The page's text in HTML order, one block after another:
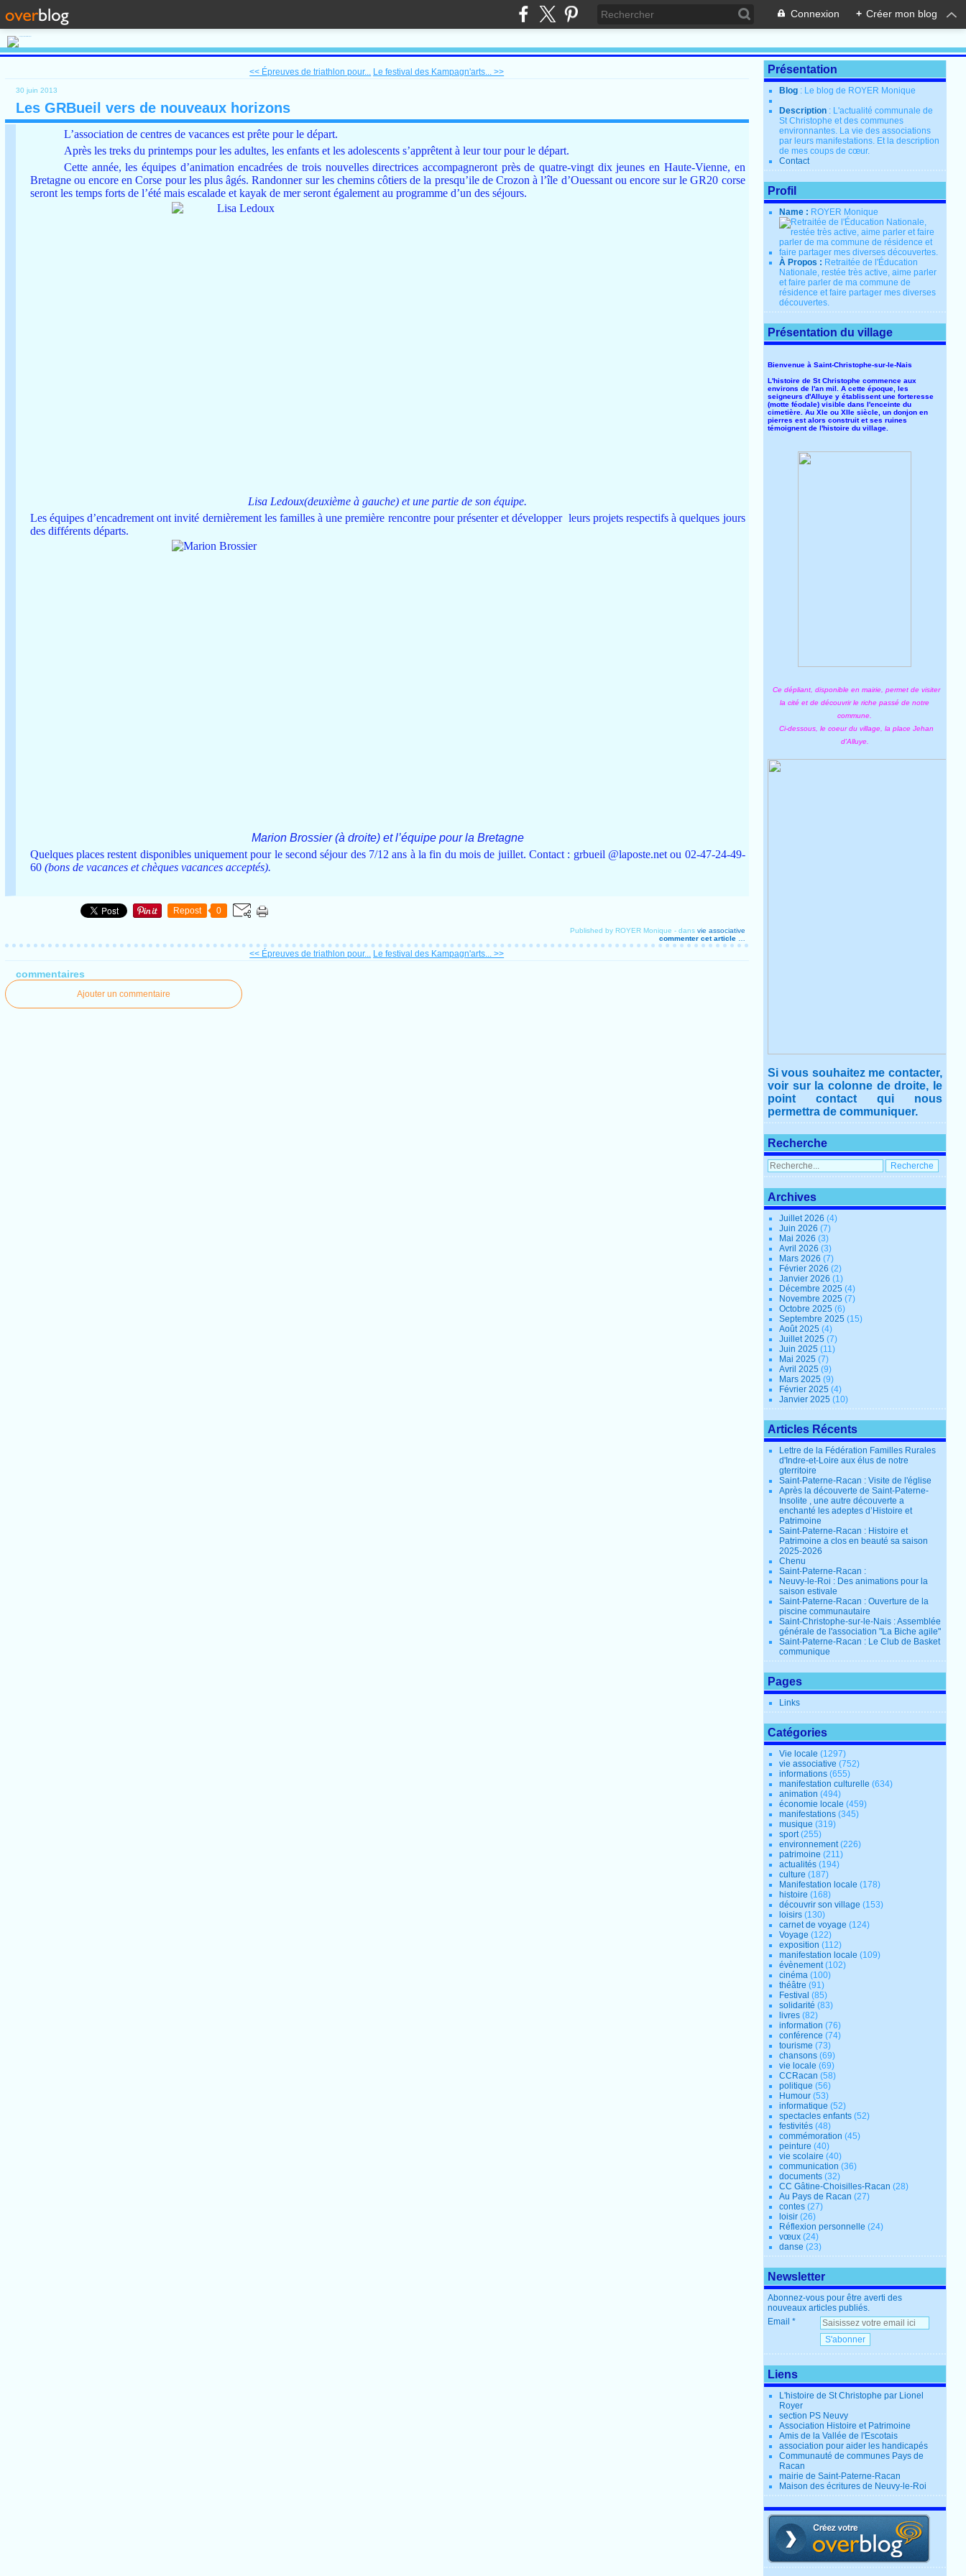
Connexion + Créer mon blog
<< Épreuves de triathlon pour... Le festival des Kampagn'arts... >>
30 juin 2013
Les GRBueil vers de nouveaux horizons
L’association de centres de vacances est prête pour le départ.
Après les treks du printemps pour les adultes, les enfants et les adolescents s’apprêtent à leur tour pour le départ.
Cette année, les équipes d’animation encadrées de trois nouvelles directrices accompagneront près de quatre-vingt dix jeunes en Haute-Vienne, en
Bretagne ou encore en Corse pour les plus âgés. Randonner sur les chemins côtiers de la presqu’ile de Crozon à l’île d’Ouessant ou encore sur le GR20 corse
seront les temps forts de l’été mais escalade et kayak de mer seront également au programme d’un des séjours.
Lisa Ledoux(deuxième à gauche) et une partie de son équipe.
Les équipes d’encadrement ont invité dernièrement les familles à une première rencontre pour présenter et développer leurs projets respectifs à quelques jours
des différents départs.
Marion Brossier (à droite) et l’équipe pour la Bretagne
Quelques places restent disponibles uniquement pour le second séjour des 7/12 ans à la fin du mois de juillet. Contact : grbueil @laposte.net ou 02-47-24-49-
60 (bons de vacances et chèques vacances acceptés).
Repost 0
Published by ROYER Monique -dans vie associative
commenter cet article
<< Épreuves de triathlon pour... Le festival des Kampagn'arts... >>
commentaires
Ajouter un commentaire
Présentation
Blog : Le blog de ROYER Monique
Description : L'actualité communale de
St Christophe et des communes
environnantes. La vie des associations
par leurs manifestations. Et la description
de mes coups de cœur.
Contact
Profil
Name : ROYER Monique
À Propos : Retraitée de l'Éducation
Nationale, restée très active, aime parler
et faire parler de ma commune de
résidence et faire partager mes diverses
découvertes.
Présentation du village
Bienvenue à Saint-Christophe-sur-le-Nais
L'histoire de St Christophe commence aux
environs de l'an mil. A cette époque, les
seigneurs d'Alluye y établissent une forteresse
(motte féodale) visible dans l'enceinte du
cimetière. Au XIe ou XIIe siècle, un donjon en
pierres est alors construit et ses ruines
témoignent de l'histoire du village.
Ce dépliant, disponible en mairie, permet de visiter
la cité et de découvrir le riche passé de notre
commune.
Ci-dessous, le coeur du village, la place Jehan
d'Alluye.
Si vous souhaitez me contacter,
voir sur la colonne de droite, le
point contact qui nous
permettra de communiquer.
Recherche
Archives
Juillet 2026(4)
Juin 2026(7)
Mai 2026(3)
Avril 2026(3)
Mars 2026(7)
Février 2026(2)
Janvier 2026(1)
Décembre 2025(4)
Novembre 2025(7)
Octobre 2025(6)
Septembre 2025(15)
Août 2025(4)
Juillet 2025(7)
Juin 2025(11)
Mai 2025(7)
Avril 2025(9)
Mars 2025(9)
Février 2025(4)
Janvier 2025(10)
Articles Récents
Lettre de la Fédération Familles Rurales
d'Indre-et-Loire aux élus de notre
gterritoire
Saint-Paterne-Racan : Visite de l'église
Après la découverte de Saint-Paterne-
Insolite , une autre découverte a
enchanté les adeptes d’Histoire et
Patrimoine
Saint-Paterne-Racan : Histoire et
Patrimoine a clos en beauté sa saison
2025-2026
Chenu
Saint-Paterne-Racan :
Neuvy-le-Roi : Des animations pour la
saison estivale
Saint-Paterne-Racan : Ouverture de la
piscine communautaire
Saint-Christophe-sur-le-Nais : Assemblée
générale de l'association "La Biche agile"
Saint-Paterne-Racan : Le Club de Basket
communique
Pages
Links
Catégories
Vie locale (1297)
vie associative (752)
informations (655)
manifestation culturelle (634)
animation (494)
économie locale (459)
manifestations (345)
musique (319)
sport(255)
environnement(226)
patrimoine (211)
actualités (194)
culture (187)
Manifestation locale (178)
histoire (168)
découvrir son village (153)
loisirs (130)
carnet de voyage (124)
Voyage (122)
exposition (112)
manifestation locale (109)
évènement(102)
cinéma (100)
théâtre (91)
Festival (85)
solidarité (83)
livres (82)
information (76)
conférence (74)
tourisme (73)
chansons (69)
vie locale (69)
CCRacan (58)
politique (56)
Humour (53)
informatique (52)
spectacles enfants (52)
festivités (48)
commémoration (45)
peinture (40)
vie scolaire (40)
communication (36)
documents (32)
CC Gâtine-Choisilles-Racan (28)
Au Pays de Racan (27)
contes (27)
loisir (26)
Réflexion personnelle (24)
vœux (24)
danse (23)
Newsletter
Abonnez-vous pour être averti des
nouveaux articles publiés.
Email
Liens
L'histoire de St Christophe par Lionel
Royer
section PS Neuvy
Association Histoire et Patrimoine
Amis de la Vallée de l'Escotais
association pour aider les handicapés
Communauté de communes Pays de
Racan
mairie de Saint-Paterne-Racan
Maison des écritures de Neuvy-le-Roi